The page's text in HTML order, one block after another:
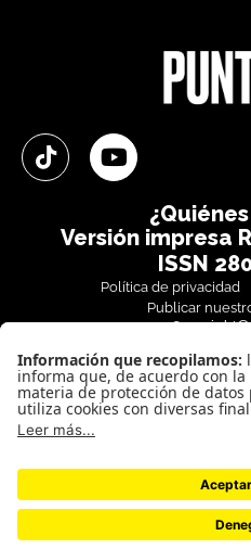
Versión impresa
ISSN
Política de privacidad
Publicar
Copyright©
Vigilada Mineducación.